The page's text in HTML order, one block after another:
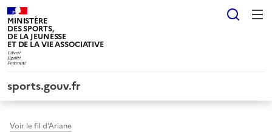
MINISTÈRE
DES SPORTS,
DE LA JEUNESSE
ET DE LA VIE ASSOCIATIVE
sports.gouv.fr
Voir le fil d'Ariane
Panneau de gestion des cookies tarteaucitron